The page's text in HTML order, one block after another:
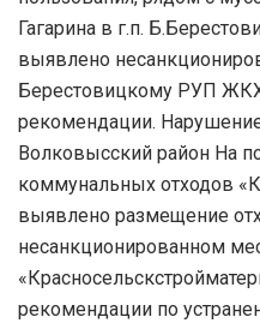
Гагарина в г.п.
выявлено
Берестовицкому РУП
рекомендации.
Волковысский район На
коммунальных отходов
выявлено размещение
несанкционированном
рекомендации по